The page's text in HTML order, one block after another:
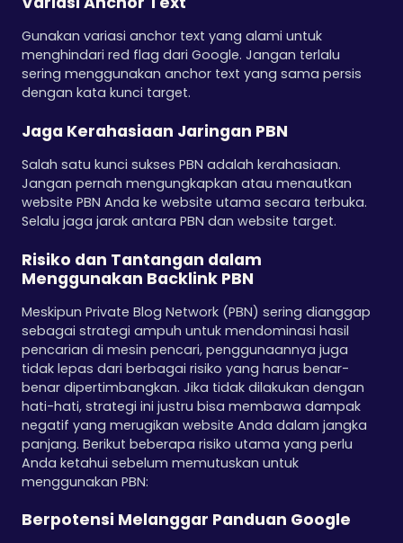
Gunakan variasi anchor text yang alami untuk
menghindari red flag dari Google. Jangan terlalu
sering menggunakan anchor text yang sama persis
dengan kata kunci target.
Jaga Kerahasiaan Jaringan PBN
Salah satu kunci sukses PBN adalah kerahasiaan.
Jangan pernah mengungkapkan atau menautkan
website PBN Anda ke website utama secara terbuka.
Selalu jaga jarak antara PBN dan website target.
Risiko dan Tantangan dalam
Menggunakan Backlink PBN
Meskipun Private Blog Network (PBN) sering dianggap
sebagai strategi ampuh untuk mendominasi hasil
pencarian di mesin pencari, penggunaannya juga
tidak lepas dari berbagai risiko yang harus benar-
benar dipertimbangkan. Jika tidak dilakukan dengan
hati-hati, strategi ini justru bisa membawa dampak
negatif yang merugikan website Anda dalam jangka
panjang. Berikut beberapa risiko utama yang perlu
Anda ketahui sebelum memutuskan untuk
menggunakan PBN:
Berpotensi Melanggar Panduan Google